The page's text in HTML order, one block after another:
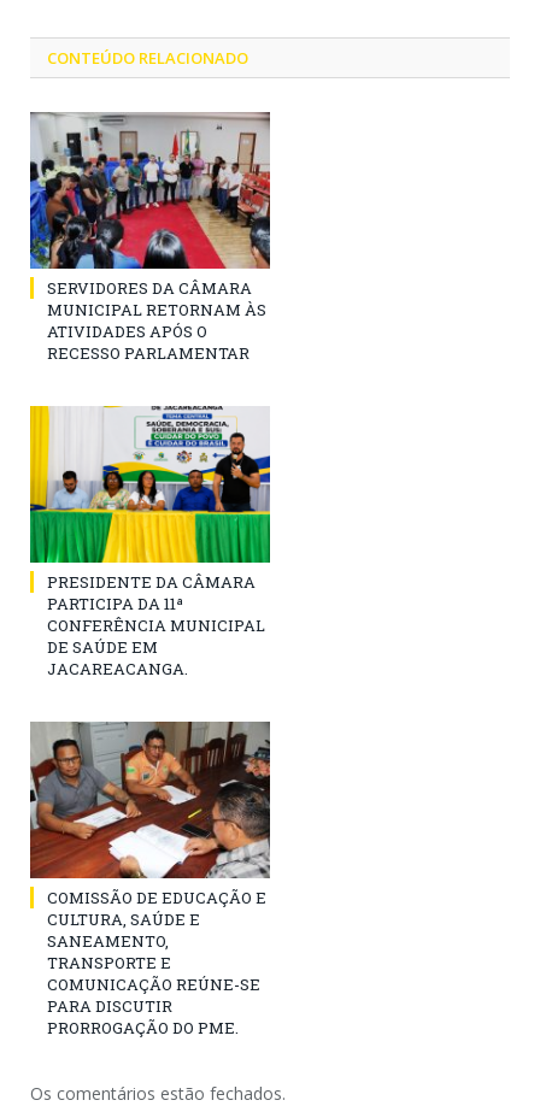
CONTEÚDO RELACIONADO
SERVIDORES DA CÂMARA
MUNICIPAL RETORNAM ÀS
ATIVIDADES APÓS O
RECESSO PARLAMENTAR
PRESIDENTE DA CÂMARA
PARTICIPA DA 11ª
CONFERÊNCIA MUNICIPAL
DE SAÚDE EM
JACAREACANGA.
COMISSÃO DE EDUCAÇÃO E
CULTURA, SAÚDE E
SANEAMENTO,
TRANSPORTE E
COMUNICAÇÃO REÚNE-SE
PARA DISCUTIR
PRORROGAÇÃO DO PME.
Os comentários estão fechados.